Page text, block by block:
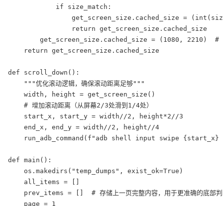
            if size_match:
get_screen_size.cached_size =
                return get_screen_size.cached_size
get_screen_size.cached_size = (1080, 2210)  #
    return get_screen_size.cached_size
def scroll_down():
    """优化滚动逻辑，确保滚动距离足够"""
    width, height = get_screen_size()
    # 增加滚动距离（从屏幕2/3处滑到1/4处）
    start_x, start_y = width//2, height*2//3
    end_x, end_y = width//2, height//4
run_adb_command(f"adb shell input swipe {start_x}
def main():
    os.makedirs("temp_dumps", exist_ok=True)
    all_items = []
prev_items = []  # 存储上一页完整内容，用于更准确的底部
    page = 1